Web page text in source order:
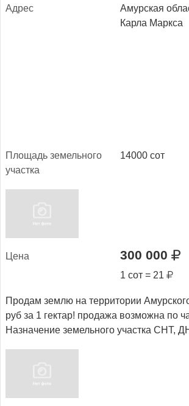
Ад­рес Амурская
Карла Маркса
Пло­щадь зе­мель­но­го
учас­тка
14000 сот
Це­на 300 000
1 сот = 21
Продам землю на территории
руб за 1 гектар! продажа возможна по
Назначение земельного участка СНТ,